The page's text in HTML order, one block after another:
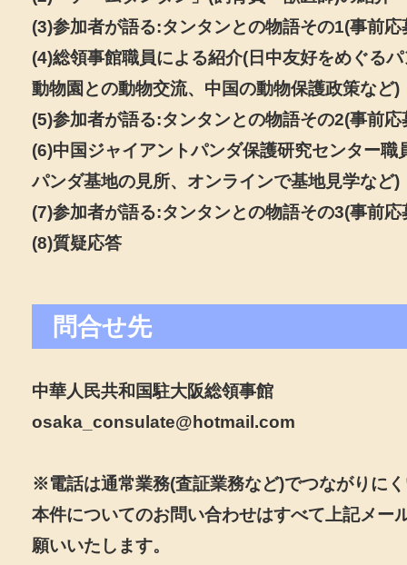
(3)参加者が語る:タンタンとの物語その1(事前応
(4)総領事館職員による紹介(日中友好をめぐる
動物園との動物交流、中国の動物保護政策など)
(5)参加者が語る:タンタンとの物語その2(事前応
(6)中国ジャイアントパンダ保護研究センター職
パンダ基地の見所、オンラインで基地見学など)
(7)参加者が語る:タンタンとの物語その3(事前応
(8)質疑応答
問合せ先
中華人民共和国駐大阪総領事館
osaka_consulate@hotmail.com
※電話は通常業務(査証業務など)でつながりに
本件についてのお問い合わせはすべて上記メー
願いいたします。